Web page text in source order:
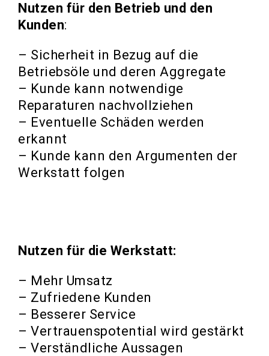
Nutzen für den Betrieb und den
Kunden:
– Sicherheit in Bezug auf die
Betriebsöle und deren Aggregate
– Kunde kann notwendige
Reparaturen nachvollziehen
– Eventuelle Schäden werden
erkannt
– Kunde kann den Argumenten der
Werkstatt folgen
Nutzen für die Werkstatt:
– Mehr Umsatz
– Zufriedene Kunden
– Besserer Service
– Vertrauenspotential wird gestärkt
– Verständliche Aussagen